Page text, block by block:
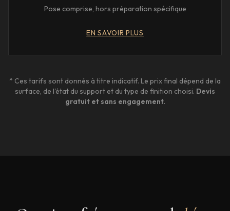
Pose comprise, hors préparation spécifique
EN SAVOIR PLUS
* Ces tarifs sont donnés à titre indicatif. Le prix final dépend de la
surface, de l'état du support et du type de finition choisi. Devis
gratuit et sans engagement.